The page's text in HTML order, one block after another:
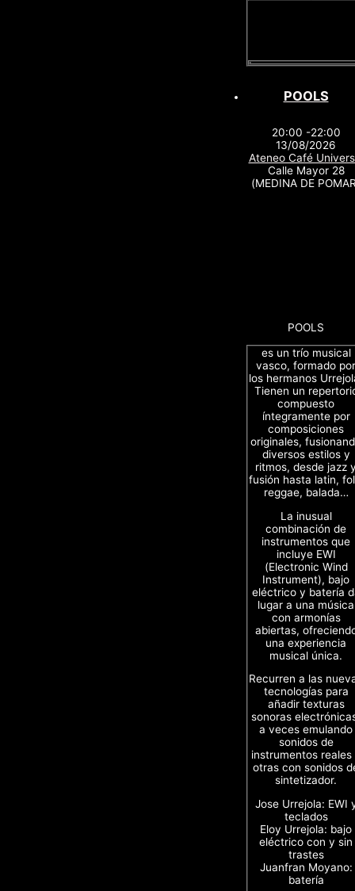
POOLS
20:00 -22:00
13/08/2026
Ateneo Café
Calle Mayor 28
(MEDINA DE
POOLS
es un trío musical
vasco, formado por
los hermanos
Tienen un
compuesto
íntegramente por
composiciones
originales,
diversos estilos y
ritmos, desde jazz
fusión hasta latin,
reggae, balada…
La inusual
combinación de
instrumentos que
incluye EWI
(Electronic Wind
Instrument), bajo
eléctrico y batería
lugar a una música
con armonías
abiertas,
una experiencia
musical única.
Recurren a las
tecnologías para
añadir texturas
sonoras
a veces emulando
sonidos de
instrumentos reales
otras con sonidos
sintetizador.
Jose Urrejola: EWI
teclados
Eloy Urrejola: bajo
eléctrico con y sin
trastes
Juanfran Moyano:
batería